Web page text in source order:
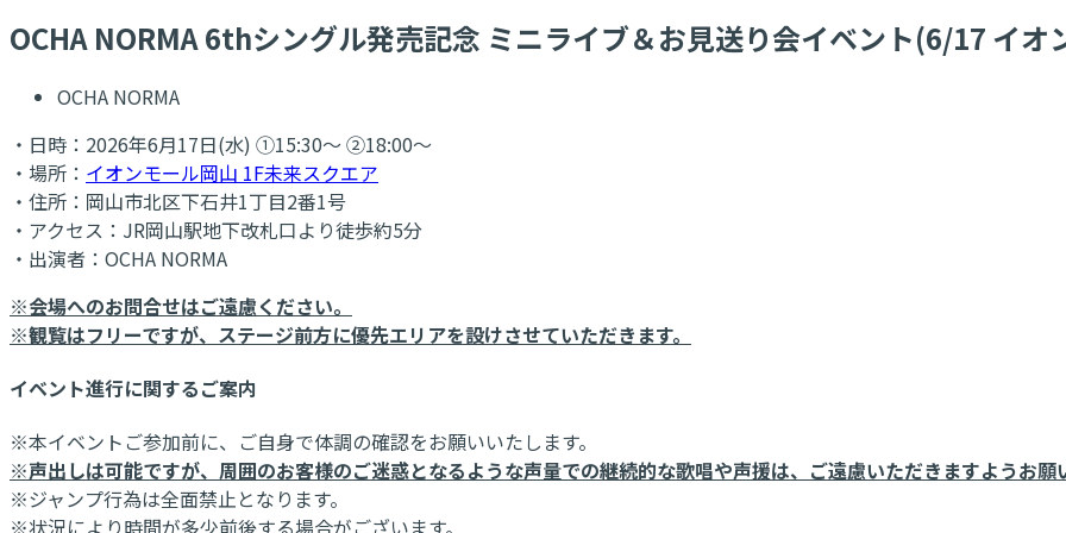
OCHA NORMA 6thシングル発売記念 ミニライブ＆お見送り会イベント(6/17 イオ
OCHA NORMA
・日時：2026年6月17日(水) ①15:30～ ②18:00～
・場所： イオンモール岡山 1F未来スクエア
・住所：岡山市北区下石井1丁目2番1号
・アクセス：JR岡山駅地下改札口より徒歩約5分
・出演者：OCHA NORMA
※会場へのお問合せはご遠慮ください。
※観覧はフリーですが、ステージ前方に優先エリアを設けさせていただきます。
イベント進行に関するご案内
※本イベントご参加前に、ご自身で体調の確認をお願いいたします。
※声出しは可能ですが、周囲のお客様のご迷惑となるような声量での継続的な歌唱や声援は、ご遠慮いただきますようお願
※ジャンプ行為は全面禁止となります。